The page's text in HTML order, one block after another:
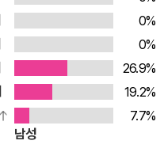
니다. 로버트 스코블과 셸 이
도 몇 건씩 새로운 소식들이
생각이 듭니다.
업에 대해 특별히 비즈니스
이 책을 썼습니다. 이 분야에
가 비즈니스에 어떤 영향을
있는지, 수 년간 기업에서 증
는지, 그리고 새로이 등장한
가 고객으로서, 직원으로서,
바꿀지를 이야기한다. 2부
, 산업체, 의료, 교육 분야
인공지능이 우리가 개인의
0%
0%
26.9%
19.2%
7.7%
남성